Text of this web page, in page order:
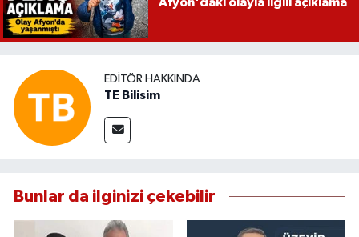
Afyon'daki olayla ilgili açıklama
EDITÖR HAKKINDA
TE Bilisim
Bunlar da ilginizi çekebilir